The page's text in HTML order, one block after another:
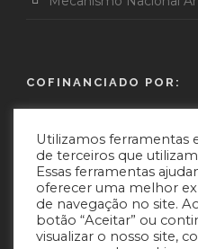
COFINANCIADO POR:
Utilizamos ferramentas
de terceiros que
Essas ferramentas
oferecer uma melhor
de navegação no site.
botão “Aceitar” ou
visualizar o nosso site,